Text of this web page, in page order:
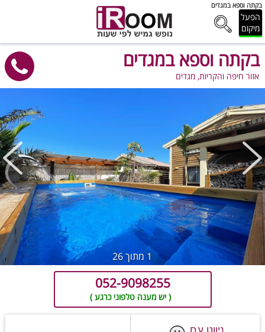
בקתה וספא במגדים
הפעל
מיקום
בקתה וספא במגדים
אזור חיפה והקריות, מגדים
1מתוך26
052-9098255
( יש מענה טלפוני כרגע )